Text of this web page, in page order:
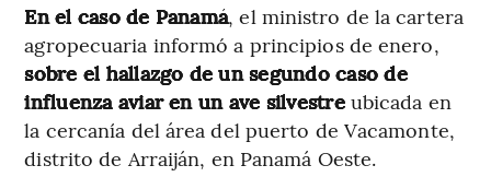
En el caso de Panamá, el ministro de la cartera
agropecuaria informó a principios de enero,
sobre el hallazgo de un segundo caso de
influenza aviar en un ave silvestreubicada en
la cercanía del área del puerto de Vacamonte,
distrito de Arraiján, en Panamá Oeste.